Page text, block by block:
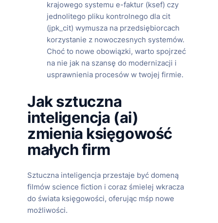
krajowego systemu e-faktur (ksef) czy
jednolitego pliku kontrolnego dla cit
(jpk_cit) wymusza na przedsiębiorcach
korzystanie z nowoczesnych systemów.
Choć to nowe obowiązki, warto spojrzeć
na nie jak na szansę do modernizacji i
usprawnienia procesów w twojej firmie.
Jak sztuczna
inteligencja (ai)
zmienia księgowość
małych firm
Sztuczna inteligencja przestaje być domeną
filmów science fiction i coraz śmielej wkracza
do świata księgowości, oferując mśp nowe
możliwości.